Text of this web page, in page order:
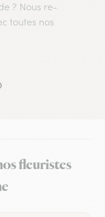
? Nous re-
toutes nos
fleuristes